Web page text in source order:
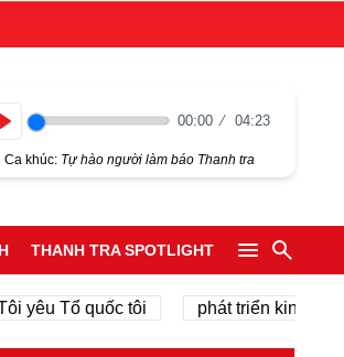
00:00 04:23
Ca khúc: Tự hào người làm báo Thanh tra
THANH TRA SPOTLIGHT
quốc tôi phát triển kinh tế tư nhân